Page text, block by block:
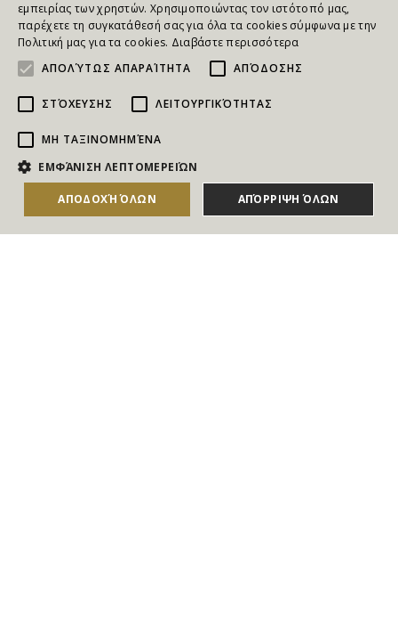
NEWSLETTER
Για να ενημερώνεστε άμεσα για τους Διαγωνισμούς, τα
Δώρα, τις Νέες Προσφορές & τις Νέες Δωροεπιταγές
εμπειρίας των χρηστών. Χρησιμοποιώντας τον ιστότοπό μας,
παρέχετε τη συγκατάθεσή σας για όλα τα cookies σύμφωνα με την
Πολιτική μας για τα cookies. Διαβάστε περισσότερα
ΑΠΟΛΎΤΩΣ ΑΠΑΡΑΊΤΗΤΑ
ΑΠΌΔΟΣΗΣ
ΣΤΌΧΕΥΣΗΣ ΛΕΙΤΟΥΡΓΙΚΌΤΗΤΑΣ
ΜΗ ΤΑΞΙΝΟΜΗΜΈΝΑ
ΕΜΦΆΝΙΣΗ ΛΕΠΤΟΜΕΡΕΙΏΝ
ΑΠΟΔΟΧΉ ΌΛΩΝ ΑΠΌΡΡΙΨΗ ΌΛΩΝ